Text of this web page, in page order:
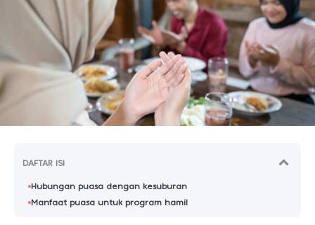
DAFTAR ISI
Hubungan puasa dengan kesuburan
Manfaat puasa untuk program hamil